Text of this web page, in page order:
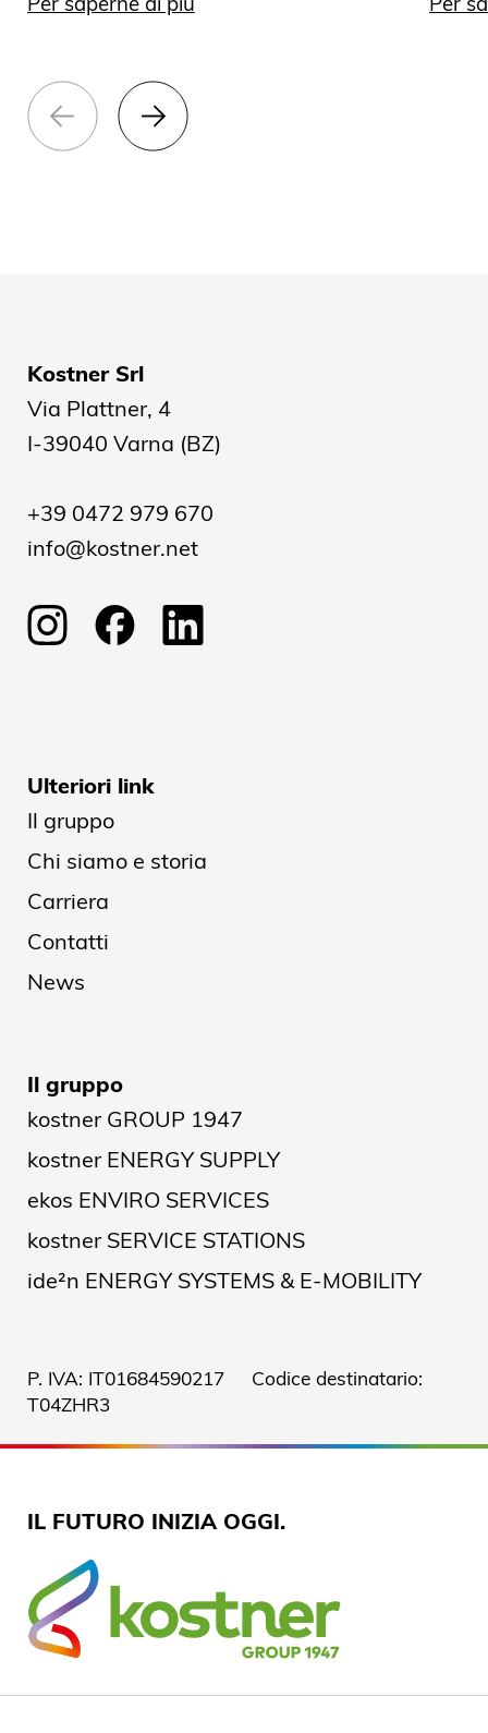
Kostner Srl
Via Plattner, 4
I-39040 Varna (BZ)
+39 0472 979 670
info@kostner.net
Ulteriori link
Il gruppo
Chi siamo e storia
Carriera
Contatti
News
Il gruppo
kostner GROUP 1947
kostner ENERGY SUPPLY
ekos ENVIRO SERVICES
kostner SERVICE STATIONS
ide²n ENERGY SYSTEMS & E-MOBILITY
P. IVA: IT01684590217 Codice destinatario:
T04ZHR3
IL FUTURO INIZIA OGGI.